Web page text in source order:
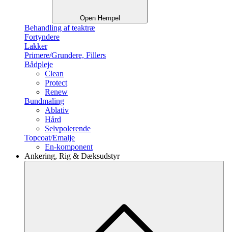
Open Hempel
Behandling af teaktræ
Fortyndere
Lakker
Primere/Grundere, Fillers
Bådpleje
Clean
Protect
Renew
Bundmaling
Ablativ
Hård
Selvpolerende
Topcoat/Emalje
En-komponent
Ankering, Rig & Dæksudstyr